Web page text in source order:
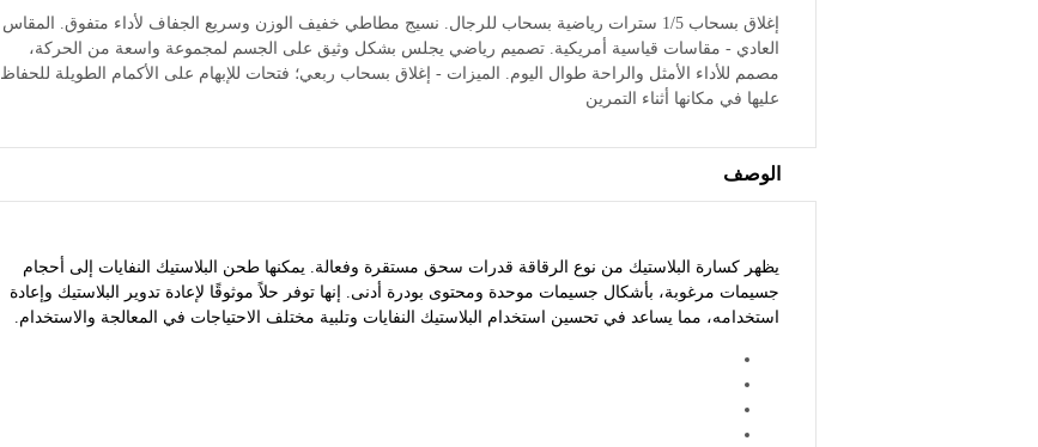
إغلاق بسحاب 1/5 سترات رياضية بسحاب للرجال. نسيج مطاطي خفيف الوزن وسريع الجفاف لأداء متفوق. المقاس
العادي - مقاسات قياسية أمريكية. تصميم رياضي يجلس بشكل وثيق على الجسم لمجموعة واسعة من الحركة،
مصمم للأداء الأمثل والراحة طوال اليوم. الميزات - إغلاق بسحاب ربعي؛ فتحات للإبهام على الأكمام الطويلة للحفاظ
عليها في مكانها أثناء التمرين
الوصف
يظهر كسارة البلاستيك من نوع الرقاقة قدرات سحق مستقرة وفعالة. يمكنها طحن البلاستيك النفايات إلى أحجام
جسيمات مرغوبة، بأشكال جسيمات موحدة ومحتوى بودرة أدنى. إنها توفر حلاً موثوقًا لإعادة تدوير البلاستيك وإعادة
استخدامه، مما يساعد في تحسين استخدام البلاستيك النفايات وتلبية مختلف الاحتياجات في المعالجة والاستخدام.